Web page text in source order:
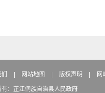
| 网站地图 | 版权声明 | 网
有：芷江侗族自治县人民政府